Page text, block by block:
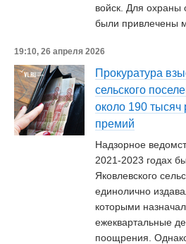
войск. Для охраны
были привлечены
19:10, 26 апреля 2026
Прокуратура
сельского
около 190 тысяч
премий
Надзорное
2021-2023 годах
Яковлевского
единолично
которыми
ежеквартальные
поощрения.